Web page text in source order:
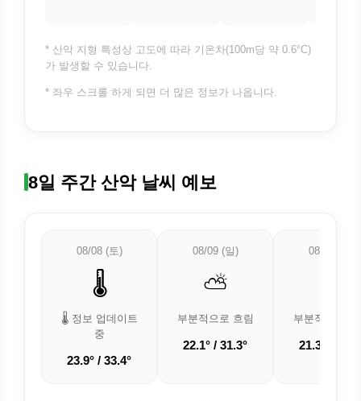
* 산악 지형 특성상 고도에 따라 기온차(100m당 약 0.6°C)
가 발생할 수 있습니다.
* 좌우 스크롤 하게 되면 더 많은 정보가 나옵니다.
8일 주간 산악 날씨 예보
08/08 (토)
🌡️
🌡️ 정보 업데이트
중
23.9° / 33.4°
08/09 (일)
⛅
부분적으로 흐림
22.1° / 31.3°
08/10 (월)
부분적으로 흐
21.3° /